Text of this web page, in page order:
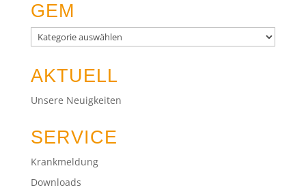
GEM
GEM
AKTUELL
Unsere Neuigkeiten
SERVICE
Krankmeldung
Downloads